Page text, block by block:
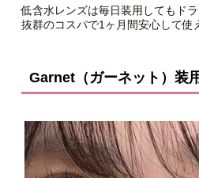
低含水レンズは毎日装用してもド
抜群のコスパで1ヶ月間安心して使
Garnet（ガーネット）装